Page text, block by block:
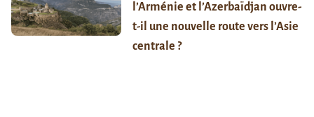
l’Arménie et l’Azerbaïdjan ouvre-
t-il une nouvelle route vers l’Asie
centrale ?